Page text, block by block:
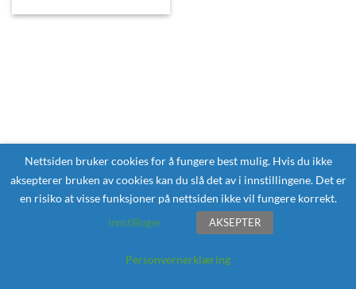
kr 2,748.00.kr 2,198.00.
Nettsiden bruker cookies for å fungere best mulig. Hvis du ikke
aksepterer bruken av cookies kan du slå det av i innstillingene. Det er
en risiko at visse funksjoner på nettsiden ikke vil fungere korrekt.
Innstillinger AKSEPTER
Personvernerklæring